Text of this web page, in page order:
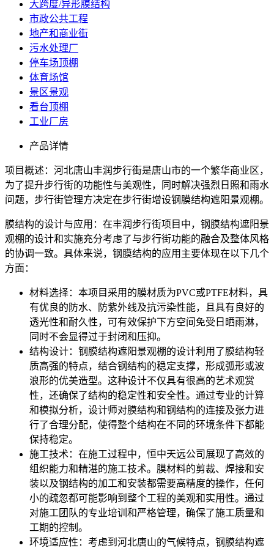
大跨度/异形膜结构
市政公共工程
地产和商业街
污水处理厂
停车场顶棚
体育场馆
景区景观
看台顶棚
工业厂房
产品详情
项目概述：河北唐山丰润步行街是唐山市的一个繁华商业区，
为了提升步行街的功能性与美观性，同时解决强烈日照和雨水
问题，步行街管理方决定在步行街增设钢膜结构遮阳景观棚。
膜结构的设计与应用：在丰润步行街项目中，钢膜结构遮阳景
观棚的设计和实施充分考虑了与步行街功能的融合及整体风格
的协调一致。具体来说，钢膜结构的应用主要体现在以下几个
方面：
材料选择：本项目采用的膜材质为PVC或PTFE材料，具
有优良的防水、防紫外线及抗污染性能，且具有良好的
透光性和耐久性，可有效保护下方空间免受日晒雨淋，
同时不会显得过于封闭和压抑。
结构设计：钢膜结构遮阳景观棚的设计利用了膜结构轻
质高强的特点，结合钢结构的稳定支撑，形成弧形或波
浪形的优美造型。这种设计不仅具有很高的艺术观赏
性，还确保了结构的稳定性和安全性。通过专业的计算
和模拟分析，设计师对膜结构和钢结构的连接及张力进
行了合理分配，使得整个结构在不同的环境条件下都能
保持稳定。
施工技术：在施工过程中，恒中天远公司展现了高效的
组织能力和精湛的施工技术。膜材料的剪裁、焊接和安
装以及钢结构的加工和安装都需要高精度的操作，任何
小的疏忽都可能影响到整个工程的美观和实用性。通过
对施工团队的专业培训和严格管理，确保了施工质量和
工期的控制。
环境适应性：考虑到河北唐山的气候特点，钢膜结构遮